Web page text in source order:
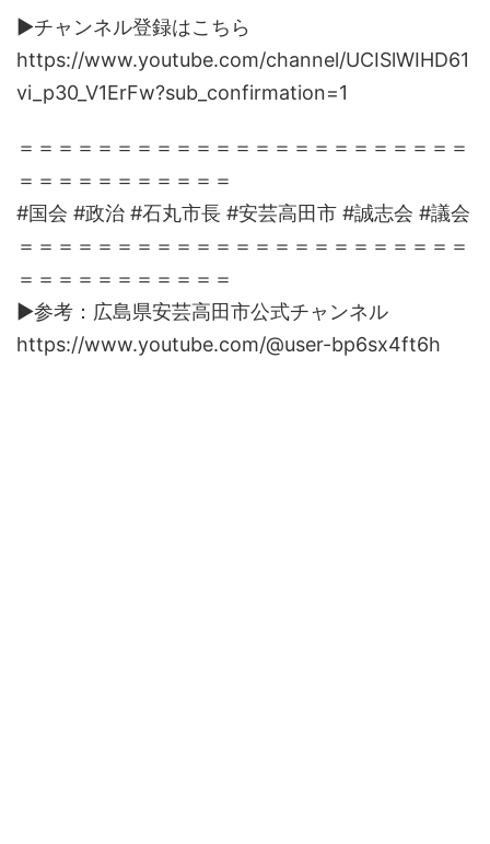
▶︎チャンネル登録はこちら
https://www.youtube.com/channel/UCISlWIHD61
vi_p30_V1ErFw?sub_confirmation=1
＝＝＝＝＝＝＝＝＝＝＝＝＝＝＝＝＝＝＝＝＝＝＝
＝＝＝＝＝＝＝＝＝＝＝
#国会 #政治 #石丸市長 #安芸高田市 #誠志会 #議会
＝＝＝＝＝＝＝＝＝＝＝＝＝＝＝＝＝＝＝＝＝＝＝
＝＝＝＝＝＝＝＝＝＝＝
▶︎参考：広島県安芸高田市公式チャンネル
https://www.youtube.com/@user-bp6sx4ft6h